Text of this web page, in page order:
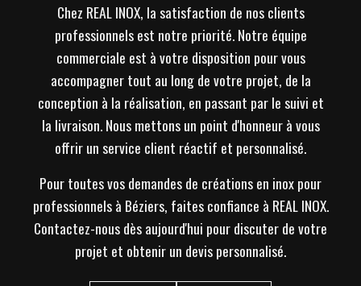
Chez REAL INOX, la satisfaction de nos clients
professionnels est notre priorité. Notre équipe
commerciale est à votre disposition pour vous
accompagner tout au long de votre projet, de la
conception à la réalisation, en passant par le suivi et
la livraison. Nous mettons un point d'honneur à vous
offrir un service client réactif et personnalisé.
Pour toutes vos demandes de créations en inox pour
professionnels à Béziers, faites confiance à REAL INOX.
Contactez-nous dès aujourd'hui pour discuter de votre
projet et obtenir un devis personnalisé.